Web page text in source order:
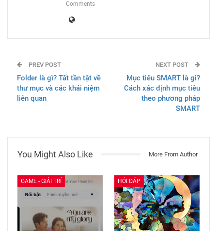
Comments
PREV POST
Folder là gì? Tất tần tật về
thư mục và các khái niệm
liên quan
NEXT POST
Mục tiêu SMART là gì?
Cách xác định mục tiêu
theo phương pháp
SMART
You Might Also Like More From Author
GAME - GIẢI TRÍ HỎI ĐÁP